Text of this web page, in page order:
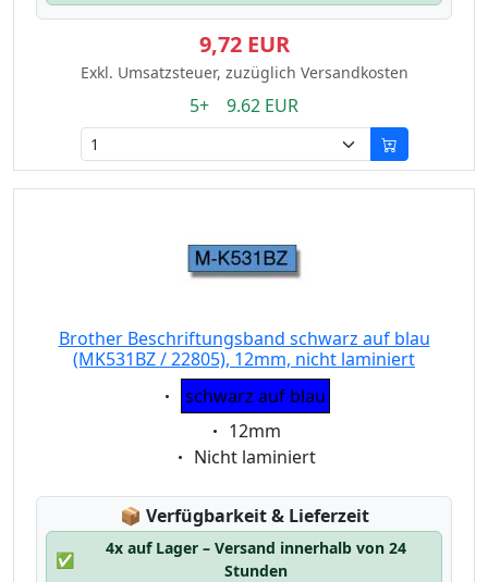
9,72 EUR
Exkl. Umsatzsteuer, zuzüglich Versandkosten
5+ 9.62 EUR
Brother Beschriftungsband schwarz auf blau
(MK531BZ / 22805), 12mm, nicht laminiert
Eigenschaft:
schwarz auf blau
Eigenschaft:
12mm
Eigenschaft:
Nicht laminiert
📦 Lagerstatus:
Verfügbarkeit & Lieferzeit
✅
4x auf Lager – Versand innerhalb von 24
Stunden